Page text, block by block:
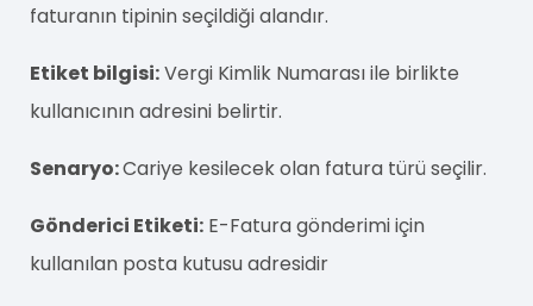
faturanın tipinin seçildiği alandır.
Etiket bilgisi:Vergi Kimlik Numarası ile birlikte
kullanıcının adresini belirtir.
Senaryo:Cariye kesilecek olan fatura türü seçilir.
Gönderici Etiketi: E-Fatura gönderimi için
kullanılan posta kutusu adresidir